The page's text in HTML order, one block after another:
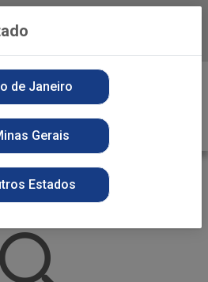
Baixe já o APP da Playvender
de Janeiro
Gerais
Estados